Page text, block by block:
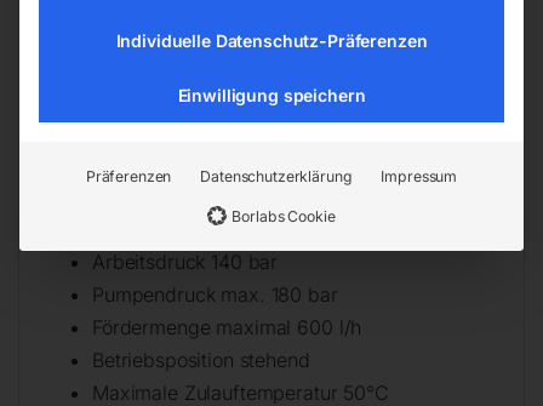
Höhe (Produkt) ca. 895 mm
Anschlussspannung 220 – 230 V
Netzfrequenz 50 Hz
Schalldruckpegel 85,3 dB(A)
Arbeitsdruck 140 bar
Pumpendruck max. 180 bar
Fördermenge maximal 600 l/h
Betriebsposition stehend
Maximale Zulauftemperatur 50°C
Individuelle Datenschutz-Präferenzen
Einwilligung speichern
Präferenzen Datenschutzerklärung Impressum
Borlabs Cookie